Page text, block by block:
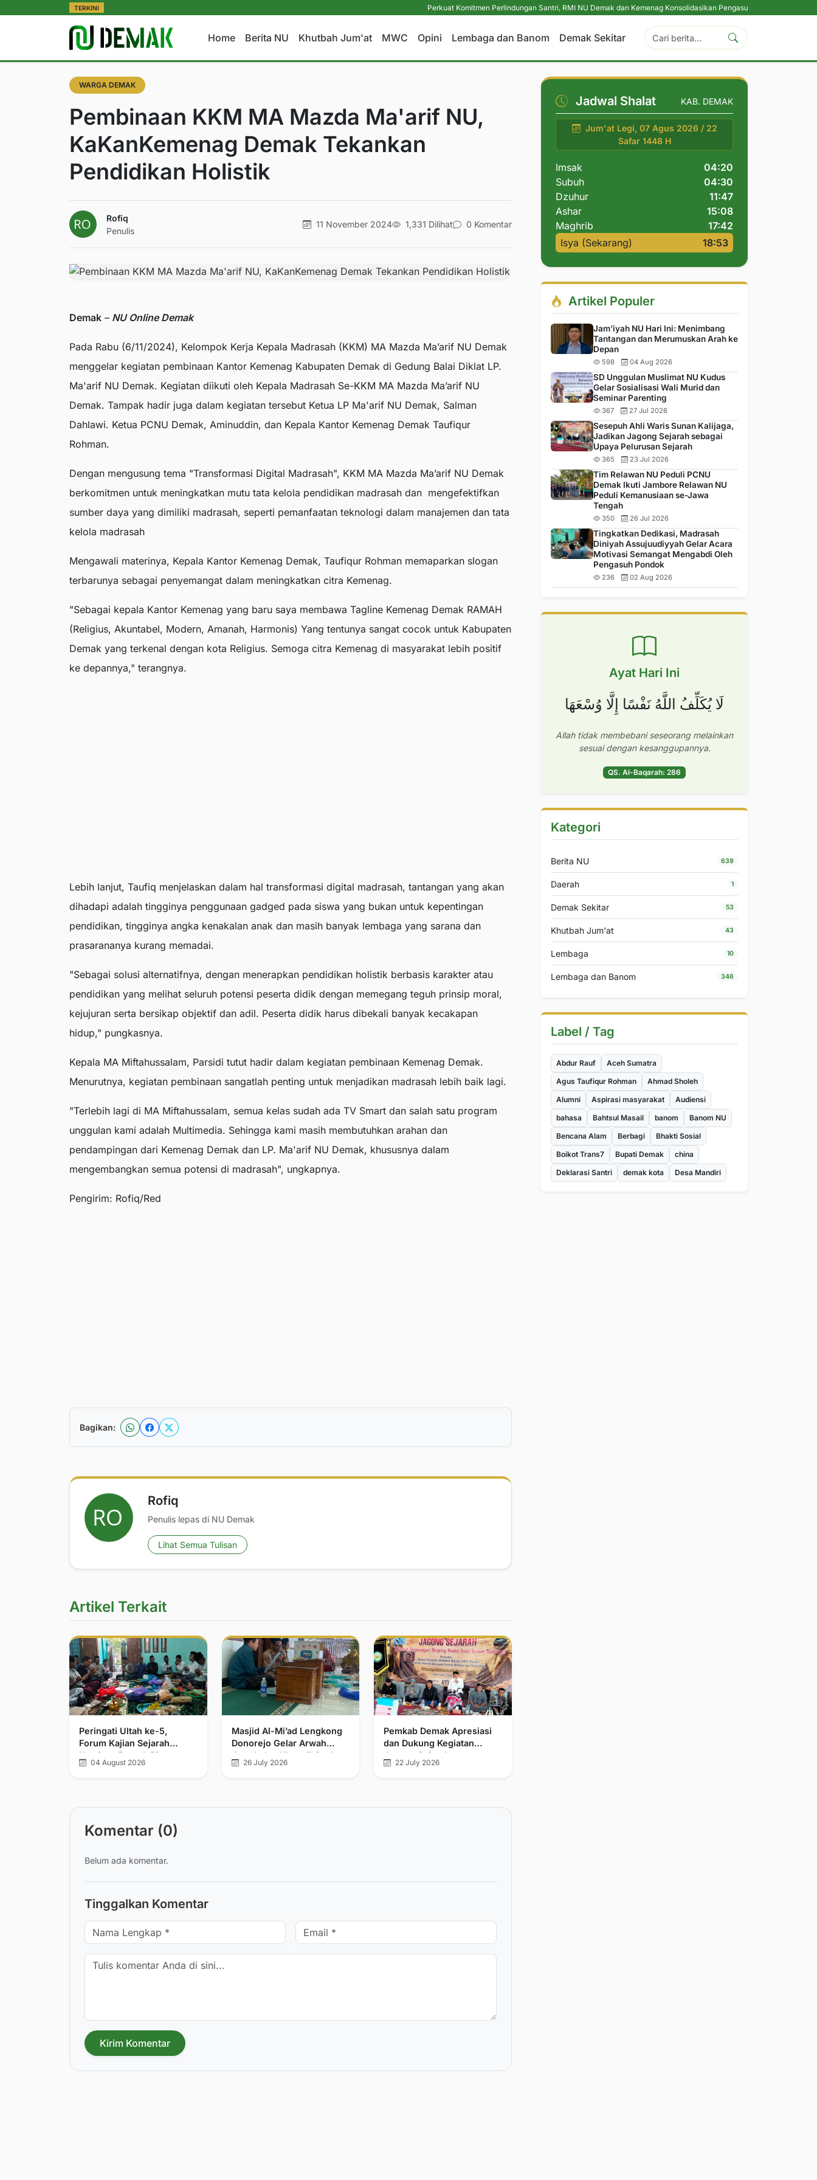
TERKINI Perkuat Komitmen Perlindungan Santri, RMI NU Demak dan Kemenag Konsolidasikan Pengasuh Pesantren Se-Kabupaten
Home Berita NU Khutbah Jum'at MWC Opini Lembaga dan Banom Demak Sekitar
WARGA DEMAK
Pembinaan KKM MA Mazda Ma'arif NU,
KaKanKemenag Demak Tekankan
Pendidikan Holistik
Rofiq
Penulis
11 November 2024 1,331 Dilihat 0 Komentar
Demak – NU Online Demak
Pada Rabu (6/11/2024), Kelompok Kerja Kepala Madrasah (KKM) MA Mazda Ma’arif NU Demak
menggelar kegiatan pembinaan Kantor Kemenag Kabupaten Demak di Gedung Balai Diklat LP.
Ma'arif NU Demak. Kegiatan diikuti oleh Kepala Madrasah Se-KKM MA Mazda Ma’arif NU
Demak. Tampak hadir juga dalam kegiatan tersebut Ketua LP Ma'arif NU Demak, Salman
Dahlawi. Ketua PCNU Demak, Aminuddin, dan Kepala Kantor Kemenag Demak Taufiqur
Rohman.
Dengan mengusung tema "Transformasi Digital Madrasah", KKM MA Mazda Ma’arif NU Demak
berkomitmen untuk meningkatkan mutu tata kelola pendidikan madrasah dan mengefektifkan
sumber daya yang dimiliki madrasah, seperti pemanfaatan teknologi dalam manajemen dan tata
kelola madrasah
Mengawali materinya, Kepala Kantor Kemenag Demak, Taufiqur Rohman memaparkan slogan
terbarunya sebagai penyemangat dalam meningkatkan citra Kemenag.
"Sebagai kepala Kantor Kemenag yang baru saya membawa Tagline Kemenag Demak RAMAH
(Religius, Akuntabel, Modern, Amanah, Harmonis) Yang tentunya sangat cocok untuk Kabupaten
Demak yang terkenal dengan kota Religius. Semoga citra Kemenag di masyarakat lebih positif
ke depannya," terangnya.
Lebih lanjut, Taufiq menjelaskan dalam hal transformasi digital madrasah, tantangan yang akan
dihadapi adalah tingginya penggunaan gadged pada siswa yang bukan untuk kepentingan
pendidikan, tingginya angka kenakalan anak dan masih banyak lembaga yang sarana dan
prasarananya kurang memadai.
"Sebagai solusi alternatifnya, dengan menerapkan pendidikan holistik berbasis karakter atau
pendidikan yang melihat seluruh potensi peserta didik dengan memegang teguh prinsip moral,
kejujuran serta bersikap objektif dan adil. Peserta didik harus dibekali banyak kecakapan
hidup," pungkasnya.
Kepala MA Miftahussalam, Parsidi tutut hadir dalam kegiatan pembinaan Kemenag Demak.
Menurutnya, kegiatan pembinaan sangatlah penting untuk menjadikan madrasah lebih baik lagi.
"Terlebih lagi di MA Miftahussalam, semua kelas sudah ada TV Smart dan salah satu program
unggulan kami adalah Multimedia. Sehingga kami masih membutuhkan arahan dan
pendampingan dari Kemenag Demak dan LP. Ma'arif NU Demak, khususnya dalam
mengembangkan semua potensi di madrasah", ungkapnya.
Pengirim: Rofiq/Red
Bagikan:
Rofiq
Penulis lepas di NU Demak
Lihat Semua Tulisan
Artikel Terkait
Peringati Ultah ke-5,
Forum Kajian Sejarah
Kerajaan Demak Bintoro
dan Walisongo Tegaskan
04 August 2026
Masjid Al-Mi’ad Lengkong
Donorejo Gelar Arwah
Jamak dan Khatmil Qur’an
26 July 2026
Pemkab Demak Apresiasi
dan Dukung Kegiatan
Jagong Sejarah
22 July 2026
Komentar (0)
Belum ada komentar.
Tinggalkan Komentar
Kirim Komentar
Jadwal Shalat KAB. DEMAK
Jum'at Legi, 07 Agus 2026 / 22
Safar 1448 H
Imsak
04:20
Subuh
04:30
Dzuhur
11:47
Ashar
15:08
Maghrib
17:42
Isya (Sekarang)
18:53
Artikel Populer
Jam’iyah NU Hari Ini: Menimbang
Tantangan dan Merumuskan Arah ke
Depan
598 04 Aug 2026
SD Unggulan Muslimat NU Kudus
Gelar Sosialisasi Wali Murid dan
Seminar Parenting
367 27 Jul 2026
Sesepuh Ahli Waris Sunan Kalijaga,
Jadikan Jagong Sejarah sebagai
Upaya Pelurusan Sejarah
365 23 Jul 2026
Tim Relawan NU Peduli PCNU
Demak Ikuti Jambore Relawan NU
Peduli Kemanusiaan se-Jawa
Tengah
350 26 Jul 2026
Tingkatkan Dedikasi, Madrasah
Diniyah Assujuudiyyah Gelar Acara
Motivasi Semangat Mengabdi Oleh
Pengasuh Pondok
236 02 Aug 2026
Ayat Hari Ini
لَا يُكَلِّفُ اللَّهُ نَفْسًا إِلَّا وُسْعَهَا
Allah tidak membebani seseorang melainkan
sesuai dengan kesanggupannya.
QS. Al-Baqarah: 286
Kategori
Berita NU 639
Daerah 1
Demak Sekitar 53
Khutbah Jum'at 43
Lembaga 10
Lembaga dan Banom 346
Label / Tag
Abdur Rauf
Aceh Sumatra
Agus Taufiqur Rohman
Ahmad Sholeh
Alumni
Aspirasi masyarakat
Audiensi
bahasa
Bahtsul Masail banom
Banom NU
Bencana Alam
Berbagi
Bhakti Sosial
Boikot Trans7
Bupati Demak
china
Deklarasi Santri
demak kota Desa Mandiri